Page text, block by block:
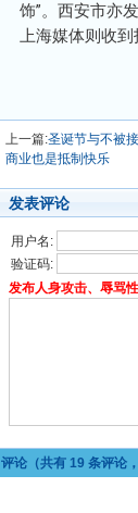
饰”。西安市亦
上海媒体则收到
上一篇:圣诞节与不被
商业也是抵制快乐
发表评论
用户名:
验证码:
发布人身攻击、辱骂
评论（共有 19 条评论